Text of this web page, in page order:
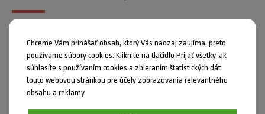
Chceme Vám prinášať obsah, ktorý Vás naozaj zaujíma, preto
používame súbory cookies. Kliknite na tlačidlo Prijať všetky, ak
súhlasíte s používaním cookies a zbieraním štatistických dát
touto webovou stránkou pre účely zobrazovania relevantného
obsahu a reklamy.